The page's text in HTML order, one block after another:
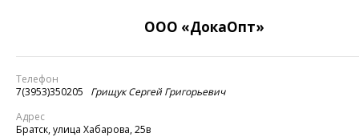
ООО «ДокаОпт»
Телефон
7(3953)350205 Грищук Сергей Григорьевич
Адрес
Братск, улица Хабарова, 25в